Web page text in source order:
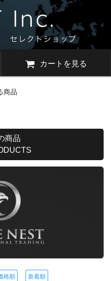
カートを見る
商品
商品
格順 新着順